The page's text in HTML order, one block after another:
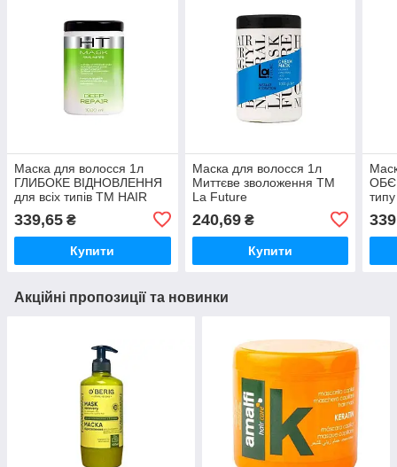
Маска для волосся 1л
ГЛИБОКЕ ВІДНОВЛЕННЯ
для всіх типів ТМ HAIR
339,65 ₴
Купити
Маска для волосся 1л
Миттєве зволоження ТМ
La Future
240,69₴
Купити
Акційні пропозиції та новинки